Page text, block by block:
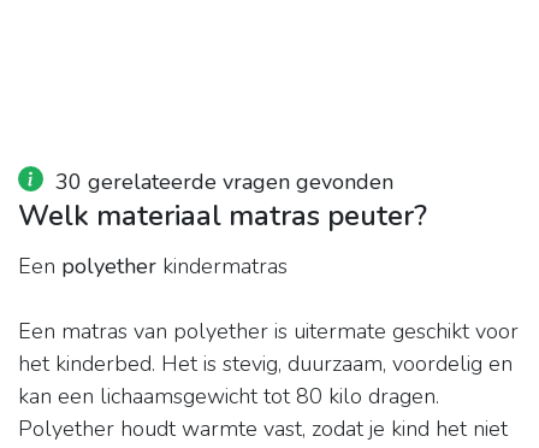
30 gerelateerde vragen gevonden
Welk materiaal matras peuter?
Een polyether kindermatras
Een matras van polyether is uitermate geschikt voor
het kinderbed. Het is stevig, duurzaam, voordelig en
kan een lichaamsgewicht tot 80 kilo dragen.
Polyether houdt warmte vast, zodat je kind het niet